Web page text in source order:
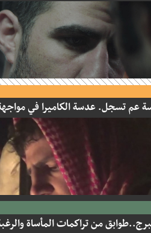
تسجل. عدسة الكاميرا في
من تراكمات المأساة والرغبة